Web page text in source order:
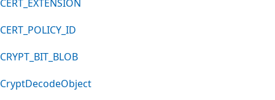
CERT_EXTENSION
CERT_POLICY_ID
CRYPT_BIT_BLOB
CryptDecodeObject